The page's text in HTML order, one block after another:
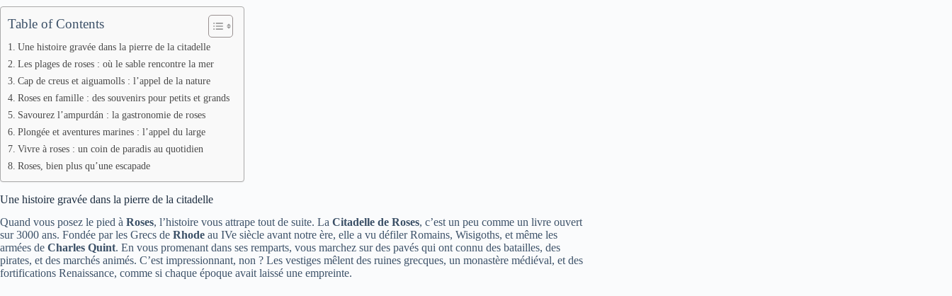
Table of Contents
Une histoire gravée dans la pierre de la citadelle
Les plages de roses : où le sable rencontre la mer
Cap de creus et aiguamolls : l’appel de la nature
Roses en famille : des souvenirs pour petits et grands
Savourez l’ampurdán : la gastronomie de roses
Plongée et aventures marines : l’appel du large
Vivre à roses : un coin de paradis au quotidien
Roses, bien plus qu’une escapade
Une histoire gravée dans la pierre de la citadelle
Quand vous posez le pied à Roses, l’histoire vous attrape tout de suite. La Citadelle de Roses, c’est un peu comme un livre ouvert
sur 3000 ans. Fondée par les Grecs de Rhode au IVe siècle avant notre ère, elle a vu défiler Romains, Wisigoths, et même les
armées de Charles Quint. En vous promenant dans ses remparts, vous marchez sur des pavés qui ont connu des batailles, des
pirates, et des marchés animés. C’est impressionnant, non ? Les vestiges mêlent des ruines grecques, un monastère médiéval, et des
fortifications Renaissance, comme si chaque époque avait laissé une empreinte.